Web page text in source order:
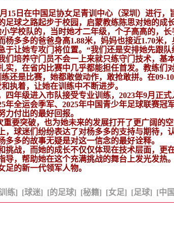
15日在中国足协女足青训中心（深圳）进行，
球之路起步于校园，启蒙教练陈思对她的成
学校队的，当时她才二年级，个子高高的，长
多多的爸爸身高1.88米，妈妈也接近1.70米，
让她专攻门将位置。“我们还是安排她先跟
培养守门员不会一上来就只练守门技术，基
，在省内比赛中几乎都能担任首发。教练们
还是比赛，她都敢做动作，敢抢敢拼。在09-10
执着，让她在训练中不断进步。
年级进入市队接受专业训练，2023年9月正
全运会季军、2025年中国青少年足球联赛冠
付出的最好回报。
要突破，也为她未来的发展打开了更广阔的空
球迷们纷纷表达了对杨多多的支持与期待，
多的故事无疑是对这一信念的最好诠释。
战，而她的成长不仅仅体现在技术层面，更
，帮助她在这个充满挑战的舞台上发光发热
的新一代领军人物。
练] [球迷] [的足球] [秘籍] [女足] [足球] [中